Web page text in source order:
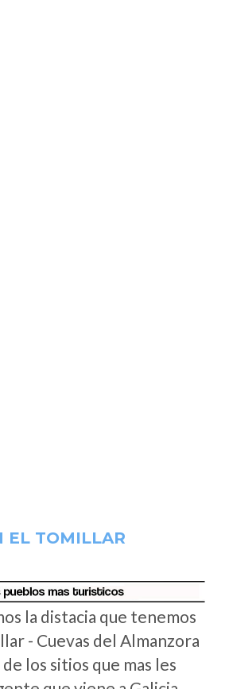
EL TOMILLAR
la distacia que tenemos
- Cuevas del Almanzora
los sitios que mas les